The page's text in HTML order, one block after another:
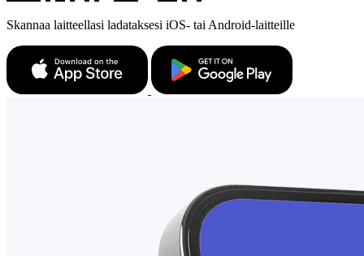
Skannaa laitteellasi ladataksesi iOS- tai Android-laitteille